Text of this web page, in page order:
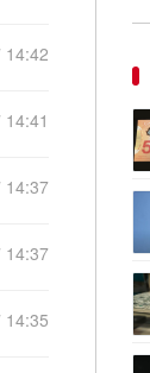
14:42
14:37
14:37
14:35